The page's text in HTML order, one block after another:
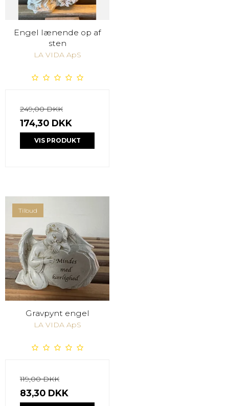
Engel lænende op af
sten
LA VIDA ApS
249,00 DKK
174,30 DKK
VIS PRODUKT
Tilbud
Gravpynt engel
LA VIDA ApS
119,00 DKK
83,30 DKK